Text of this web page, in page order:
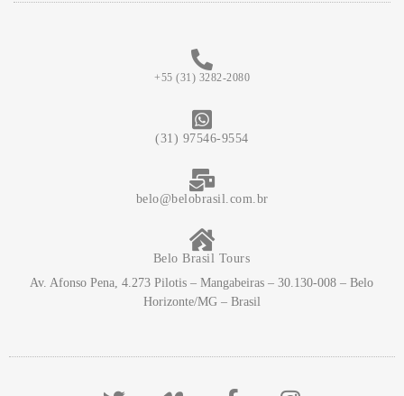
+55 (31) 3282-2080
(31) 97546-9554
belo@belobrasil.com.br
Belo Brasil Tours
Av. Afonso Pena, 4.273 Pilotis – Mangabeiras – 30.130-008 – Belo
Horizonte/MG – Brasil